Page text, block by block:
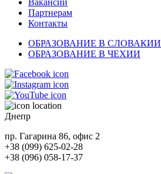
Партнерам
Контакты
ОБРАЗОВАНИЕ В СЛОВАКИИ
ОБРАЗОВАНИЕ В ЧЕХИИ
Днепр
пр. Гагарина 86, офис 2
+38 (099) 625-02-28
+38 (096) 058-17-37